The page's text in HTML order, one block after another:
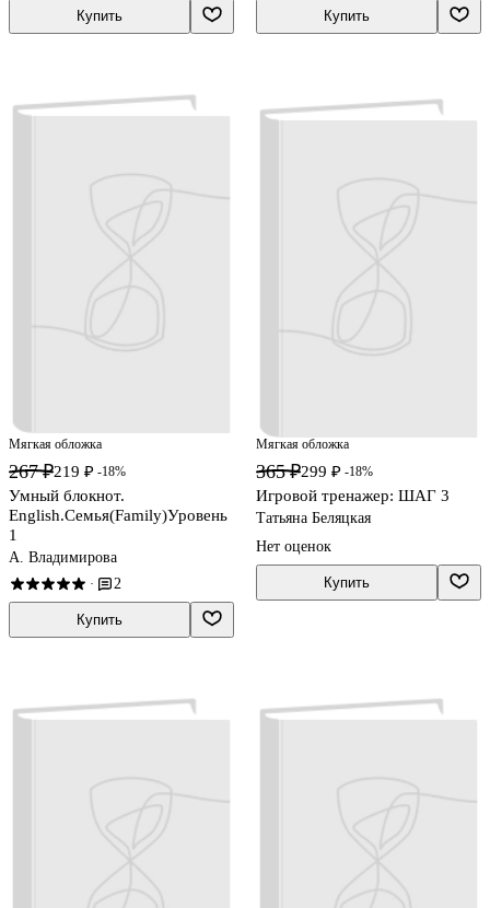
Купить Купить
Мягкая обложка
267 ₽219 ₽ -18%
Умный блокнот.
English.Семья(Family)Уровень
1
А. Владимирова
· 2
Купить
Мягкая обложка
365 ₽299 ₽ -18%
Игровой тренажер: ШАГ 3
Татьяна Беляцкая
Нет оценок
Купить